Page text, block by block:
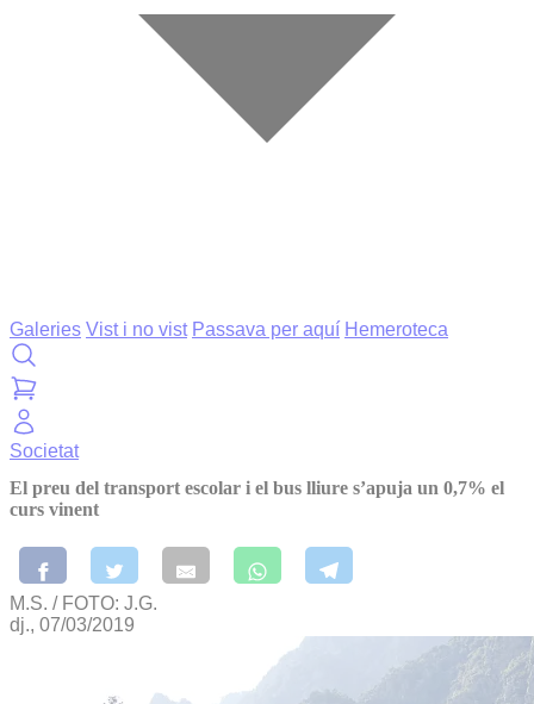
Galeries Vist i no vist Passava per aquí Hemeroteca
Societat
El preu del transport escolar i el bus lliure s’apuja un 0,7% el
curs vinent
M.S. / FOTO: J.G.
dj., 07/03/2019